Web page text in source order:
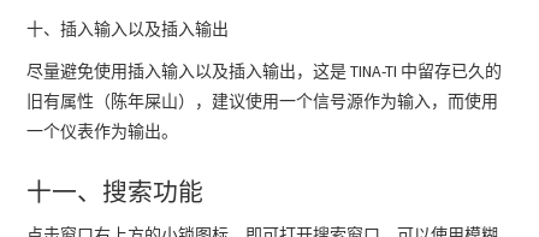
十、插入输入以及插入输出
尽量避免使用插入输入以及插入输出，这是 TINA-TI 中留存已久的
旧有属性（陈年屎山），建议使用一个信号源作为输入，而使用
一个仪表作为输出。
十一、搜索功能